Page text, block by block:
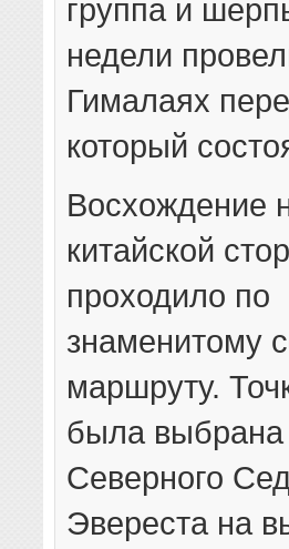
группа и
недели
Гималаях
который
Восхождение
китайской
проходило по
знаменитому
маршруту.
была
Северного
Эвереста на